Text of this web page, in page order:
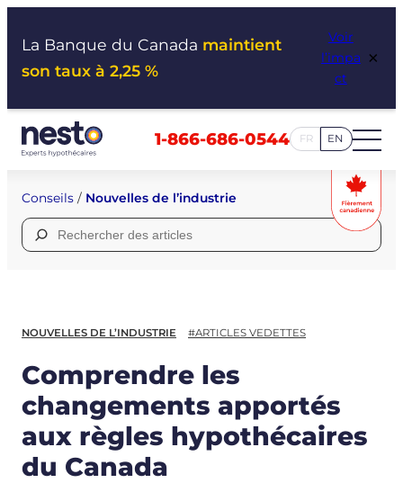
La Banque du Canada maintient
son taux à 2,25 %
Voir
l’impa
ct
×
1-866-686-0544 FR EN
Conseils / Nouvelles de l’industrie
Rechercher :
NOUVELLES DE L’INDUSTRIE #ARTICLES VEDETTES
Comprendre les
changements apportés
aux règles hypothécaires
du Canada